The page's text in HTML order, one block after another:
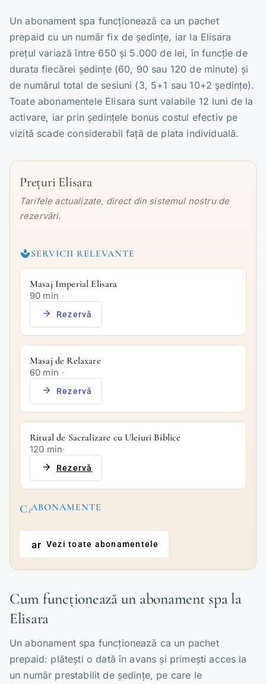
Un abonament spa funcționează ca un pachet
prepaid cu un număr fix de ședințe, iar la Elisara
prețul variază între 650 și 5.000 de lei, în funcție de
durata fiecărei ședințe (60, 90 sau 120 de minute) și
de numărul total de sesiuni (3, 5+1 sau 10+2 ședințe).
Toate abonamentele Elisara sunt valabile 12 luni de la
activare, iar prin ședințele bonus costul efectiv pe
vizită scade considerabil față de plata individuală.
Prețuri Elisara
Tarifele actualizate, direct din sistemul nostru de
rezervări.
spaSERVICII RELEVANTE
Masaj Imperial Elisara
90 min ·
arrow_forward Rezervă
Masaj de Relaxare
60 min ·
arrow_forward Rezervă
Ritual de Sacralizare cu Uleiuri Biblice
120 min·
arrow_forward Rezervă
CARD_GIFTCARD
ABONAMENTE
arrow_forward
Vezi toate abonamentele
Cum funcționează un abonament spa la
Elisara
Un abonament spa funcționează ca un pachet
prepaid: plătești o dată în avans și primești acces la
un număr prestabilit de ședințe, pe care le